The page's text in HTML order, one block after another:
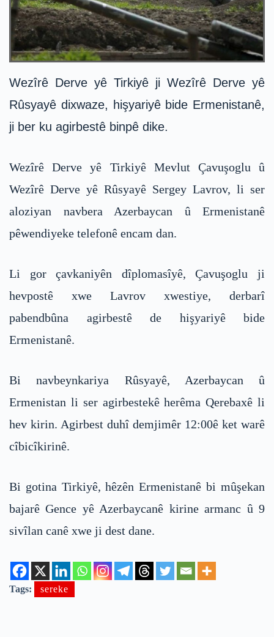
Wezîrê Derve yê Tirkiyê ji Wezîrê Derve yê
Rûsyayê dixwaze, hişyariyê bide Ermenistanê,
ji ber ku agirbestê binpê dike.
Wezîrê Derve yê Tirkiyê Mevlut Çavuşoglu û
Wezîrê Derve yê Rûsyayê Sergey Lavrov, li ser
aloziyan navbera Azerbaycan û Ermenistanê
pêwendiyeke telefonê encam dan.
Li gor çavkaniyên dîplomasîyê, Çavuşoglu ji
hevpostê xwe Lavrov xwestiye, derbarî
pabendbûna agirbestê de hişyariyê bide
Ermenistanê.
Bi navbeynkariya Rûsyayê, Azerbaycan û
Ermenistan li ser agirbestekê herêma Qerebaxê li
hev kirin. Agirbest duhî demjimêr 12:00ê ket warê
cîbicîkirinê.
Bi gotina Tirkiyê, hêzên Ermenistanê bi mûşekan
bajarê Gence yê Azerbaycanê kirine armanc û 9
sivîlan canê xwe ji dest dane.
Tags: sereke